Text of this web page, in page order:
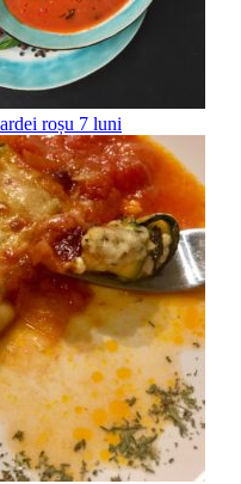
roșu 7 luni